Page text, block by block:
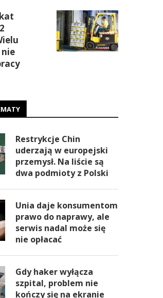
Restrykcje Chin
uderzają w europejski
przemysł. Na liście są
dwa podmioty z Polski
Unia daje konsumentom
prawo do naprawy, ale
serwis nadal może się
nie opłacać
Gdy haker wyłącza
szpital, problem nie
kończy się na ekranie